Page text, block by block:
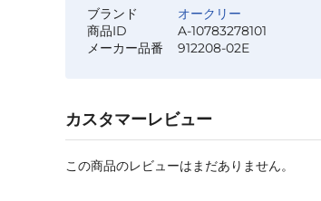
ブランド
オークリー
商品ID
A-10783278101
メーカー品番
912208-02E
カスタマーレビュー
この商品のレビューはまだありません。